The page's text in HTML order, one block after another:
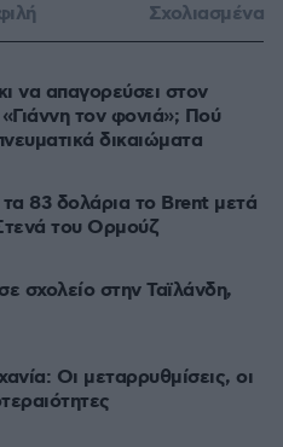
Σχολιασμένα
να απαγορεύσει στον
τον φονιά»; Πού
δικαιώματα
τα 83 δολάρια το Brent μετά
του Ορμούζ
σχολείο στην Ταϊλάνδη,
Οι μεταρρυθμίσεις, οι